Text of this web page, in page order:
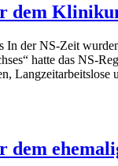
dem
In der NS-Zeit
hatte das NS-
dem